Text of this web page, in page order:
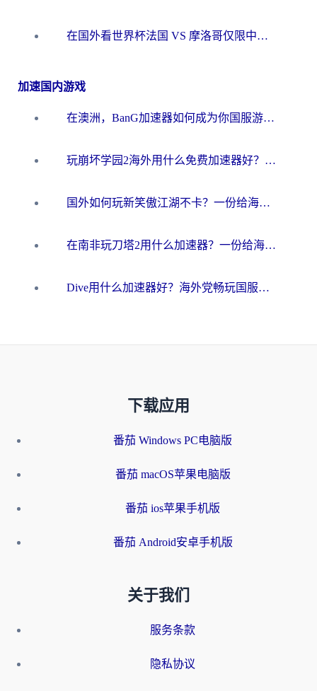
在国外看世界杯法国 VS 摩洛哥仅限中国大陆？海外党这样看中文解说赛事不卡顿
加速国内游戏
在澳洲，BanG加速器如何成为你国服游戏的“时光机”？
玩崩坏学园2海外用什么免费加速器好？2026海外党亲测国服游戏加速指南
国外如何玩新笑傲江湖不卡？一份给海外游子的终极网络指南
在南非玩刀塔2用什么加速器？一份给海外游子的终极生存指南
Dive用什么加速器好？海外党畅玩国服游戏的终极避坑指南
下载应用
番茄 Windows PC电脑版
番茄 macOS苹果电脑版
番茄 ios苹果手机版
番茄 Android安卓手机版
关于我们
服务条款
隐私协议